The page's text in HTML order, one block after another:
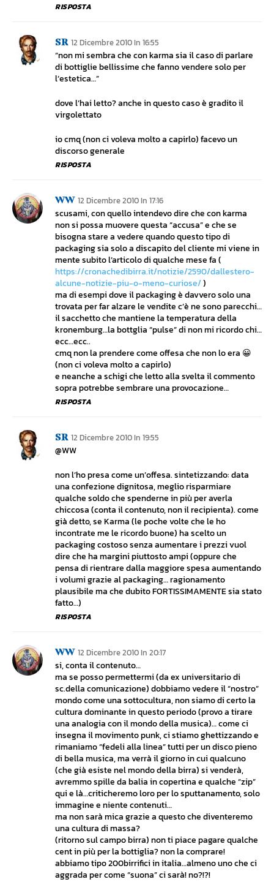
RISPOSTA
SR 12 Dicembre 2010 In 16:55
“non mi sembra che con karma sia il caso di parlare
di bottiglie bellissime che fanno vendere solo per
l’estetica…”
dove l’hai letto? anche in questo caso è gradito il
virgolettato
io cmq (non ci voleva molto a capirlo) facevo un
discorso generale
RISPOSTA
WW 12 Dicembre 2010 In 17:16
scusami, con quello intendevo dire che con karma
non si possa muovere questa “accusa” e che se
bisogna stare a vedere quando questo tipo di
packaging sia solo a discapito del cliente mi viene in
mente subito l’articolo di qualche mese fa (
https://cronachedibirra.it/notizie/2590/dallestero-
alcune-notizie-piu-o-meno-curiose/)
ma di esempi dove il packaging è davvero solo una
trovata per far alzare le vendite c’è ne sono parecchi…
il sacchetto che mantiene la temperatura della
kronemburg…la bottglia “pulse” di non mi ricordo chi…
ecc…ecc..
cmq non la prendere come offesa che non lo era 😀
(non ci voleva molto a capirlo)
e neanche a schigi che letto alla svelta il commento
sopra potrebbe sembrare una provocazione…
RISPOSTA
SR 12 Dicembre 2010 In 19:55
@WW
non l’ho presa come un’offesa. sintetizzando: data
una confezione dignitosa, meglio risparmiare
qualche soldo che spenderne in più per averla
chiccosa (conta il contenuto, non il recipienta). come
già detto, se Karma (le poche volte che le ho
incontrate me le ricordo buone) ha scelto un
packaging costoso senza aumentare i prezzi vuol
dire che ha margini piuttosto ampi (oppure che
pensa di rientrare dalla maggiore spesa aumentando
i volumi grazie al packaging… ragionamento
plausibile ma che dubito FORTISSIMAMENTE sia stato
fatto…)
RISPOSTA
WW 12 Dicembre 2010 In 20:17
si, conta il contenuto…
ma se posso permettermi (da ex universitario di
sc.della comunicazione) dobbiamo vedere il “nostro”
mondo come una sottocultura, non siamo di certo la
cultura dominante in questo periodo (provo a tirare
una analogia con il mondo della musica)… come ci
insegna il movimento punk, ci stiamo ghettizzando e
rimaniamo “fedeli alla linea” tutti per un disco pieno
di bella musica, ma verrà il giorno in cui qualcuno
(che già esiste nel mondo della birra) si venderà,
avremmo spille da balia in copertina e qualche “zip”
qui e là…criticheremo loro per lo sputtanamento, solo
immagine e niente contenuti…
ma non sarà mica grazie a questo che diventeremo
una cultura di massa?
(ritorno sul campo birra) non ti piace pagare qualche
cent in più per la bottiglia? non la comprare!
abbiamo tipo 200birrifici in italia…almeno uno che ci
aggrada per come “suona” ci sarà! no?!?!